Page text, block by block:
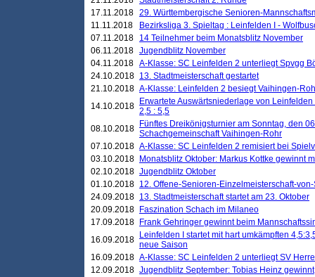
17.11.2018 29. Württembergische Senioren-
11.11.2018
Bezirksliga 3. Spieltag : Leinfelden I -
07.11.2018
14 Teilnehmer beim Monatsblitz November
06.11.2018 Jugendblitz November
04.11.2018 A-Klasse: SC Leinfelden 2 unterliegt Spvgg
24.10.2018 13. Stadtmeisterschaft gestartet
21.10.2018 A-Klasse: Leinfelden 2 besiegt Vaihingen-
14.10.2018
Erwartete Auswärtsniederlage von
2,5 : 5,5
08.10.2018
Fünftes Dreikönigsturnier am Sonntag, den
Schachgemeinschaft Vaihingen-Rohr
07.10.2018 A-Klasse: SC Leinfelden 2 remisiert bei
03.10.2018
Monatsblitz Oktober: Markus Kottke gewinnt
02.10.2018 Jugendblitz Oktober
01.10.2018 12. Offene-Senioren-Einzelmeisterschaft-
24.09.2018 13. Stadtmeisterschaft startet am 23. Oktober
20.09.2018
Faszination Schach im Milaneo
17.09.2018
Frank Gehringer gewinnt beim
16.09.2018
Leinfelden I startet mit hart umkämpften
neue Saison
16.09.2018 A-Klasse: SC Leinfelden 2 unterliegt SV
12.09.2018 Jugendblitz September: Tobias Heinz gewinnt